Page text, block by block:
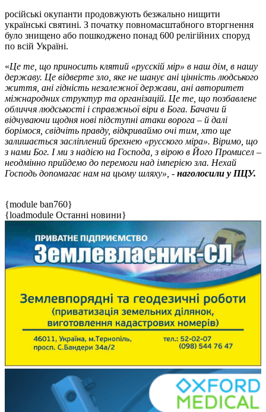
російські окупанти продовжують безжально нищити
українські святині. З початку повномасштабного вторгнення
було знищено або пошкоджено понад 600 релігійних споруд
по всій Україні.
«Це те, що приносить клятий «русскій мір» в наш дім, в нашу
державу. Це відверте зло, яке не шанує ані цінність людського
життя, ані гідність незалежної держави, ані авторитет
міжнародних структур та організацій. Це те, що позбавлене
обличчя людськості і справжньої віри в Бога. Бачачи й
відчуваючи щодня нові підступні атаки ворога – й далі
борімося, свідчіть правду, відкриваймо очі тим, хто ще
залишається засліплений брехнею «русского міра». Віримо, що
з нами Бог. І ми з надією на Господа, з вірою в Його Промисел –
неодмінно прийдемо до перемоги над імперією зла. Нехай
Господь допомагає нам на цьому шляху», - наголосили у ПЦУ.
{module ban760}
{loadmodule Останні новини}